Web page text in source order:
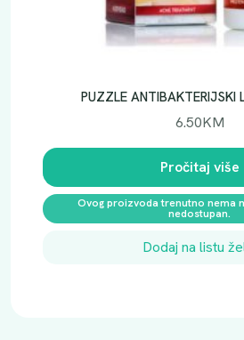
PUZZLE ANTIBAKTERIJSKI
6.50KM
Pročitaj više
Ovog proizvoda trenutno nema
nedostupan.
Dodaj na listu